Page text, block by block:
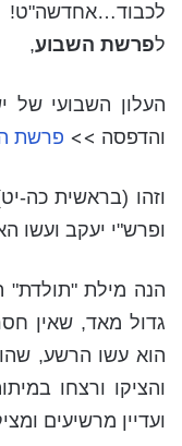
לכבוד…אחדשה"ט!
לפרשת השבוע,
והדפסה >> פרשת
וזהו (בראשית כה-
ופרש"י יעקב ועשו
הנה מילת "תולדת"
גדול מאד, שאין
הוא עשו הרשע,
והציקו ורצחו
ועדיין מרשיעים